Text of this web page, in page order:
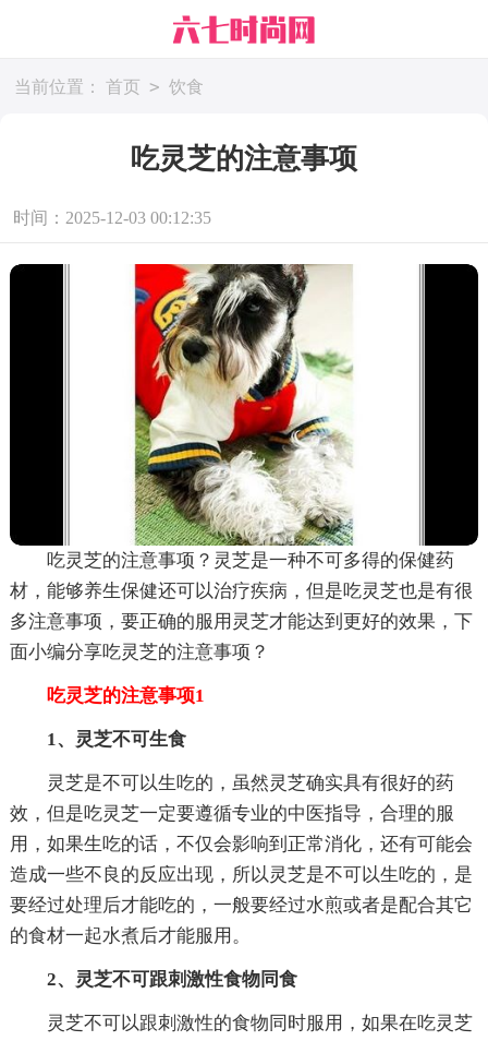
当前位置： 首页 > 饮食
吃灵芝的注意事项
时间：2025-12-03 00:12:35
吃灵芝的注意事项？灵芝是一种不可多得的保健药
材，能够养生保健还可以治疗疾病，但是吃灵芝也是有很
多注意事项，要正确的服用灵芝才能达到更好的效果，下
面小编分享吃灵芝的注意事项？
吃灵芝的注意事项1
1、灵芝不可生食
灵芝是不可以生吃的，虽然灵芝确实具有很好的药
效，但是吃灵芝一定要遵循专业的中医指导，合理的服
用，如果生吃的话，不仅会影响到正常消化，还有可能会
造成一些不良的反应出现，所以灵芝是不可以生吃的，是
要经过处理后才能吃的，一般要经过水煎或者是配合其它
的食材一起水煮后才能服用。
2、灵芝不可跟刺激性食物同食
灵芝不可以跟刺激性的食物同时服用，如果在吃灵芝